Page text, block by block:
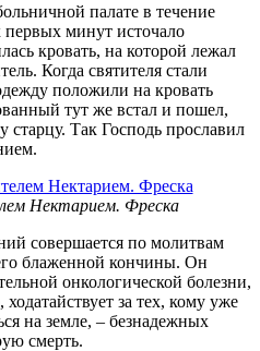
палате в течение
минут источало
кровать, на которой лежал
Когда святителя стали
положили на кровать
тут же встал и пошел,
старцу. Так Господь прославил
Нектарием. Фреска
совершается по молитвам
блаженной кончины. Он
онкологической болезни,
за тех, кому уже
на земле, – безнадежных
смерть.